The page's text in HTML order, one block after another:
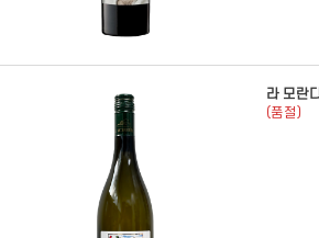
라 모란
(품절)